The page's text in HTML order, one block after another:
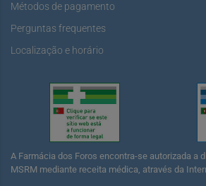
Métodos de pagamento
Perguntas frequentes
Localização e horário
A Farmácia dos Foros encontra-se autorizada a
MSRM mediante receita médica, através da